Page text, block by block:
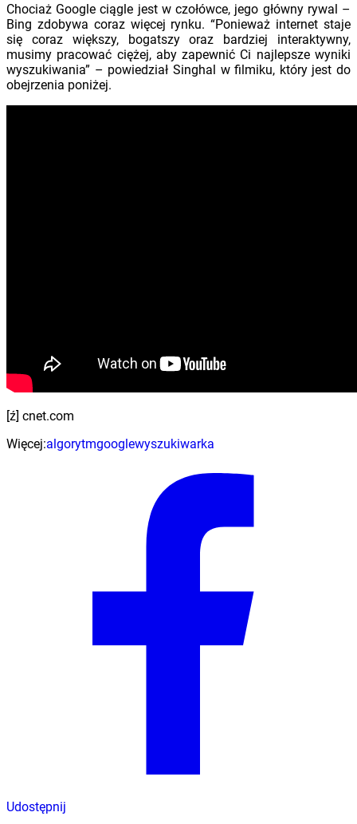
Chociaż Google ciągle jest w czołówce, jego główny rywal –
Bing zdobywa coraz więcej rynku. “Ponieważ internet staje
się coraz większy, bogatszy oraz bardziej interaktywny,
musimy pracować ciężej, aby zapewnić Ci najlepsze wyniki
wyszukiwania” – powiedział Singhal w filmiku, który jest do
obejrzenia poniżej.
[ź] cnet.com
Więcej:algorytmgooglewyszukiwarka
Udostępnij